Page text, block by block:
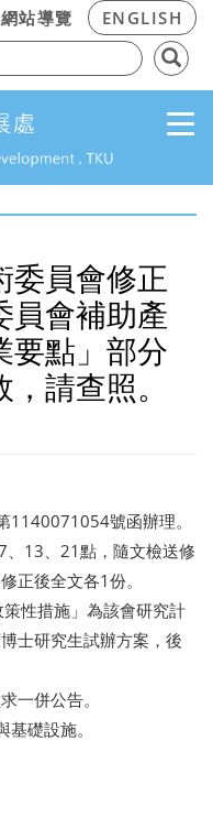
網站導覽 ENGLISH
委員會修正
員會補助產
要點」部分
請查照。
號函辦理。
13、21點，隨文檢送修
正後全文各1份。
性措施」為該會研究計
士研究生試辦方案，後
一併公告。
礎設施。